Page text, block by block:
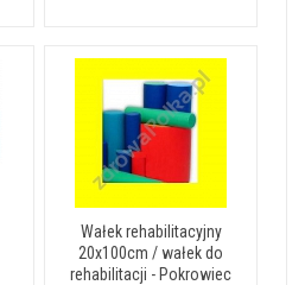
Wałek rehabilitacyjny
20x100cm / wałek do
rehabilitacji - Pokrowiec